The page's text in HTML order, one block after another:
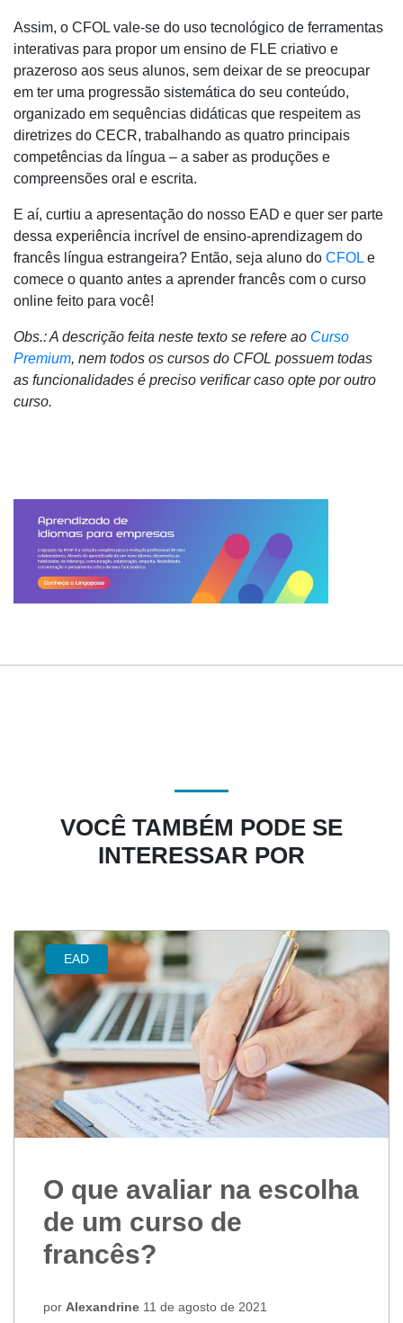
Assim, o CFOL vale-se do uso tecnológico de ferramentas
interativas para propor um ensino de FLE criativo e
prazeroso aos seus alunos, sem deixar de se preocupar
em ter uma progressão sistemática do seu conteúdo,
organizado em sequências didáticas que respeitem as
diretrizes do CECR, trabalhando as quatro principais
competências da língua ‒ a saber as produções e
compreensões oral e escrita.
E aí, curtiu a apresentação do nosso EAD e quer ser parte
dessa experiência incrível de ensino-aprendizagem do
francês língua estrangeira? Então, seja aluno do CFOL e
comece o quanto antes a aprender francês com o curso
online feito para você!
Obs.: A descrição feita neste texto se refere ao Curso
Premium, nem todos os cursos do CFOL possuem todas
as funcionalidades é preciso verificar caso opte por outro
curso.
VOCÊ TAMBÉM PODE SE
INTERESSAR POR
EAD
O que avaliar na escolha
de um curso de
francês?
por Alexandrine 11 de agosto de 2021